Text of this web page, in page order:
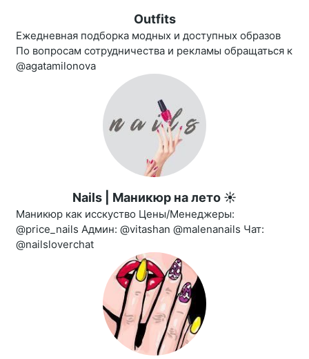
Outfits
Ежедневная подборка модных и доступных образов
По вопросам сотрудничества и рекламы обращаться к
@agatamilonova
Nails | Маникюр на лето ☀️
Маникюр как исскуство Цены/Менеджеры:
@price_nails Админ: @vitashan @malenanails Чат:
@nailsloverchat